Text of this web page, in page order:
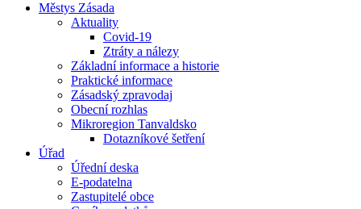
Městys Zásada
Aktuality
Covid-19
Ztráty a nálezy
Základní informace a historie
Praktické informace
Zásadský zpravodaj
Obecní rozhlas
Mikroregion Tanvaldsko
Dotazníkové šetření
Úřad
Úřední deska
E-podatelna
Zastupitelé obce